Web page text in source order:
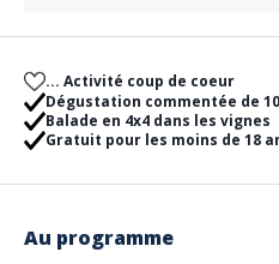
... Activité coup de coeur
Dégustation commentée de
Balade en 4x4 dans les vignes
Gratuit pour les moins de 18
Au programme